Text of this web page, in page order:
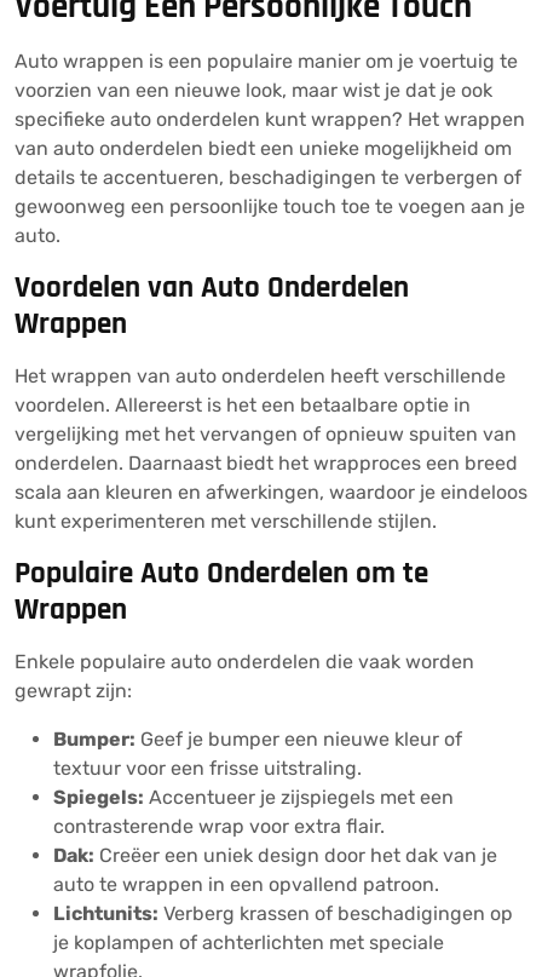
Auto wrappen is een populaire manier om je voertuig te
voorzien van een nieuwe look, maar wist je dat je ook
specifieke auto onderdelen kunt wrappen? Het wrappen
van auto onderdelen biedt een unieke mogelijkheid om
details te accentueren, beschadigingen te verbergen of
gewoonweg een persoonlijke touch toe te voegen aan je
auto.
Voordelen van Auto Onderdelen
Wrappen
Het wrappen van auto onderdelen heeft verschillende
voordelen. Allereerst is het een betaalbare optie in
vergelijking met het vervangen of opnieuw spuiten van
onderdelen. Daarnaast biedt het wrapproces een breed
scala aan kleuren en afwerkingen, waardoor je eindeloos
kunt experimenteren met verschillende stijlen.
Populaire Auto Onderdelen om te
Wrappen
Enkele populaire auto onderdelen die vaak worden
gewrapt zijn:
Bumper: Geef je bumper een nieuwe kleur of
textuur voor een frisse uitstraling.
Spiegels: Accentueer je zijspiegels met een
contrasterende wrap voor extra flair.
Dak: Creëer een uniek design door het dak van je
auto te wrappen in een opvallend patroon.
Lichtunits: Verberg krassen of beschadigingen op
je koplampen of achterlichten met speciale
wrapfolie.